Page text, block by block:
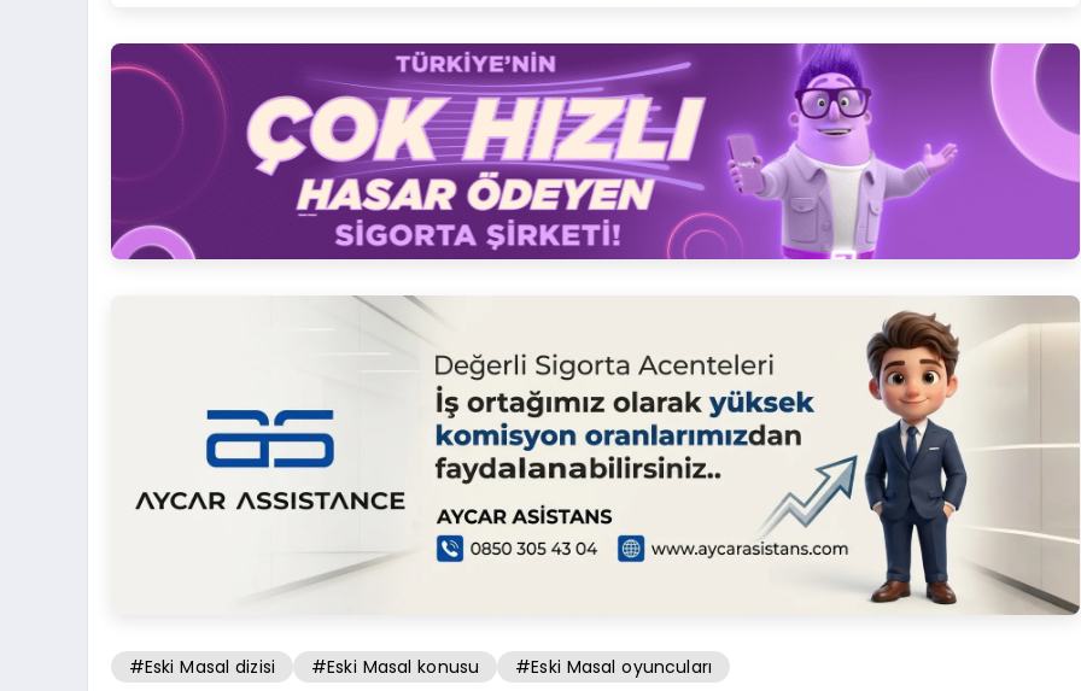
#Eski Masal dizisi #Eski Masal konusu #Eski Masal oyuncuları